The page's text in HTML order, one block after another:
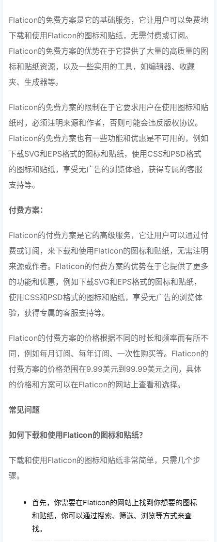
Flaticon的免费方案是它的基础服务，它让用户可以免费地
下载和使用Flaticon的图标和贴纸，无需付费或订阅。
Flaticon的免费方案的优势在于它提供了大量的高质量的图
标和贴纸资源，以及一些实用的工具，如编辑器、收藏
夹、生成器等。
Flaticon的免费方案的限制在于它要求用户在使用图标和贴
纸时，必须注明来源和作者，否则可能会违反版权协议。
Flaticon的免费方案也有一些功能和优惠是不可用的，例如
下载SVG和EPS格式的图标和贴纸，使用CSS和PSD格式
的图标和贴纸，享受无广告的浏览体验，获得专属的客服
支持等。
付费方案：
Flaticon的付费方案是它的高级服务，它让用户可以通过付
费或订阅，来下载和使用Flaticon的图标和贴纸，无需注明
来源或作者。Flaticon的付费方案的优势在于它提供了更多
的功能和优惠，例如下载SVG和EPS格式的图标和贴纸，
使用CSS和PSD格式的图标和贴纸，享受无广告的浏览体
验，获得专属的客服支持等。
Flaticon的付费方案的价格根据不同的时长和频率而有所不
同，例如每月订阅、每年订阅、一次性购买等。Flaticon的
付费方案的价格范围在9.99美元到99.99美元之间，具体
的价格和方案可以在Flaticon的网站上查看和选择。
常见问题
如何下载和使用Flaticon的图标和贴纸？
下载和使用Flaticon的图标和贴纸非常简单，只需几个步
骤。
首先，你需要在Flaticon的网站上找到你想要的图标
和贴纸，你可以通过搜索、筛选、浏览等方式来查
找。